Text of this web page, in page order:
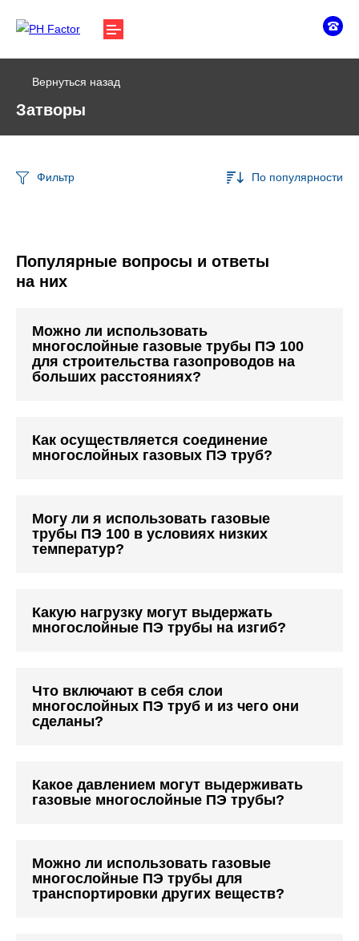
Вернуться назад
Затворы
Фильтр По популярности
Популярные вопросы и ответы
на них
Можно ли использовать
многослойные газовые трубы ПЭ 100
для строительства газопроводов на
больших расстояниях?
Как осуществляется соединение
многослойных газовых ПЭ труб?
Могу ли я использовать газовые
трубы ПЭ 100 в условиях низких
температур?
Какую нагрузку могут выдержать
многослойные ПЭ трубы на изгиб?
Что включают в себя слои
многослойных ПЭ труб и из чего они
сделаны?
Какое давлением могут выдерживать
газовые многослойные ПЭ трубы?
Можно ли использовать газовые
многослойные ПЭ трубы для
транспортировки других веществ?